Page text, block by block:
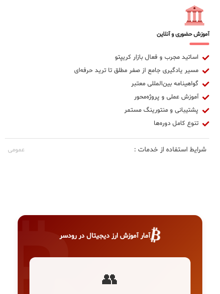
آموزش حضوری و آنلاین
اساتید مجرب و فعال بازار کریپتو
مسیر یادگیری جامع از صفر مطلق تا ترید حرفه‌ای
گواهینامه بین‌المللی معتبر
آموزش عملی و پروژه‌محور
پشتیبانی و منتورینگ مستمر
تنوع کامل دوره‌ها
شرایط استفاده از خدمات : عمومی
₿آمار آموزش ارز دیجیتال در رودسر
👥